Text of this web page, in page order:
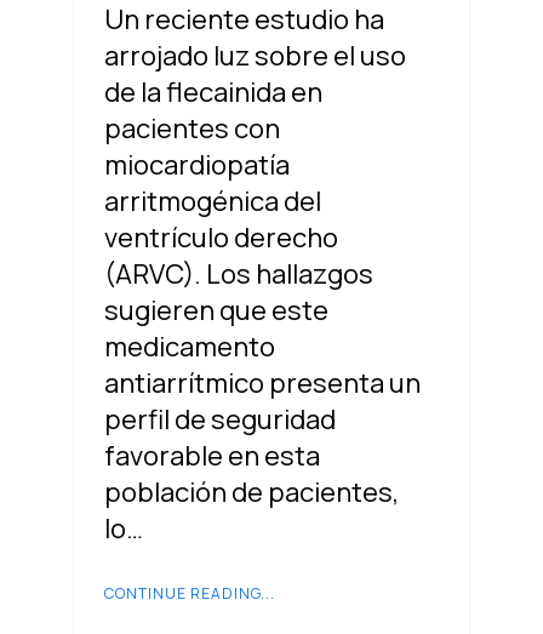
Un reciente estudio ha
arrojado luz sobre el uso
de la flecainida en
pacientes con
miocardiopatía
arritmogénica del
ventrículo derecho
(ARVC). Los hallazgos
sugieren que este
medicamento
antiarrítmico presenta un
perfil de seguridad
favorable en esta
población de pacientes,
lo…
CONTINUE READING...